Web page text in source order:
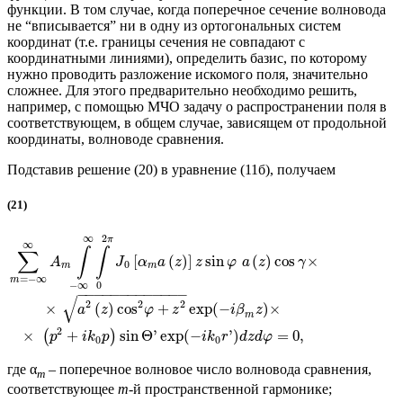
функции. В том случае, когда поперечное сечение волновода
не “вписывается” ни в одну из ортогональных систем
координат (т.е. границы сечения не совпадают с
координатными линиями), определить базис, по которому
нужно проводить разложение искомого поля, значительно
сложнее. Для этого предварительно необходимо решить,
например, с помощью МЧО задачу о распространении поля в
соответствующем, в общем случае, зависящем от продольной
координаты, волноводе сравнения.
Подставив решение (20) в уравнение (11б), получаем
(21)
∑
m=−∞
∞
Am ∫
−∞
∞
∫
0
2π
J0 [αma (z)] zsinφ a (z) cos γ×
× a2 (z) cos2φ + z2
− −
−−−−−−−−−−−
√ exp(−iβmz) ×
×
(p2 + ik0p) sinΘ' exp(−ik0r')dzdφ = 0,
где αm – поперечное волновое число волновода сравнения,
соответствующее m-й пространственной гармонике;